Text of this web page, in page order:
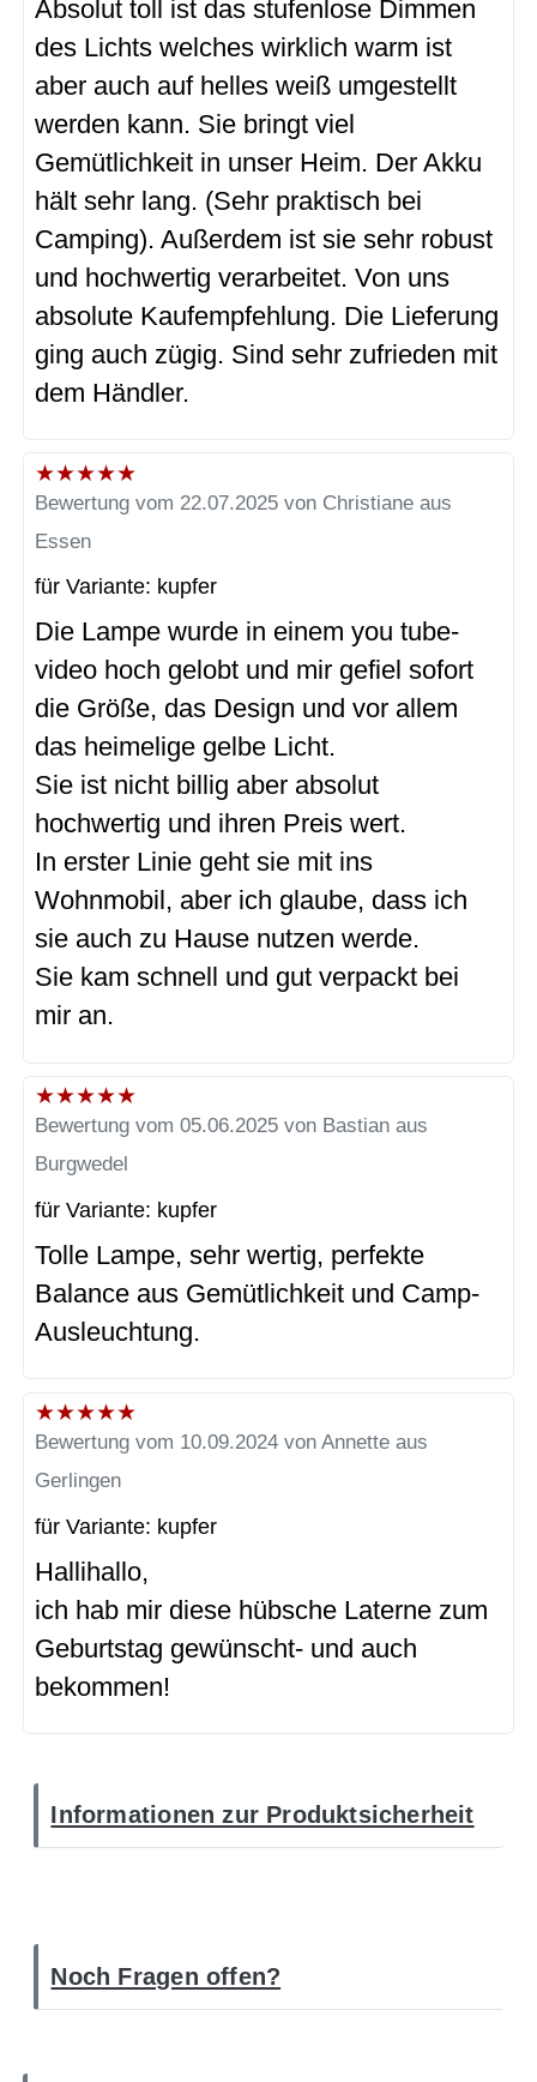
Absolut toll ist das stufenlose Dimmen
des Lichts welches wirklich warm ist
aber auch auf helles weiß umgestellt
werden kann. Sie bringt viel
Gemütlichkeit in unser Heim. Der Akku
hält sehr lang. (Sehr praktisch bei
Camping). Außerdem ist sie sehr robust
und hochwertig verarbeitet. Von uns
absolute Kaufempfehlung. Die Lieferung
ging auch zügig. Sind sehr zufrieden mit
dem Händler.
★★★★★
Bewertung vom 22.07.2025 von Christiane aus
Essen
für Variante: kupfer
Die Lampe wurde in einem you tube-
video hoch gelobt und mir gefiel sofort
die Größe, das Design und vor allem
das heimelige gelbe Licht.
Sie ist nicht billig aber absolut
hochwertig und ihren Preis wert.
In erster Linie geht sie mit ins
Wohnmobil, aber ich glaube, dass ich
sie auch zu Hause nutzen werde.
Sie kam schnell und gut verpackt bei
mir an.
★★★★★
Bewertung vom 05.06.2025 von Bastian aus
Burgwedel
für Variante: kupfer
Tolle Lampe, sehr wertig, perfekte
Balance aus Gemütlichkeit und Camp-
Ausleuchtung.
★★★★★
Bewertung vom 10.09.2024 von Annette aus
Gerlingen
für Variante: kupfer
Hallihallo,
ich hab mir diese hübsche Laterne zum
Geburtstag gewünscht- und auch
bekommen!
Informationen zur Produktsicherheit
Noch Fragen offen?